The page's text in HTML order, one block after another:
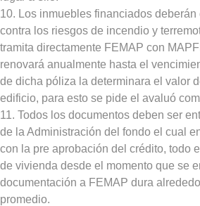
10. Los inmuebles financiados deberán
contra los riesgos de incendio y
tramita directamente FEMAP con
renovará anualmente hasta el
de dicha póliza la determinara el valor
edificio, para esto se pide el avaluó
11. Todos los documentos deben ser
de la Administración del fondo el cual
con la pre aprobación del crédito, todo
de vivienda desde el momento que se
documentación a FEMAP dura
promedio.